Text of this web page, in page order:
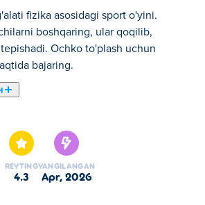
fizika asosidagi sport o'yini.
boshqaring, ular qoqilib,
Ochko to'plash uchun
bajaring.
oldinga va orqaga harakat
va to'pni darvozaga urib yuboring.
sinovdir, chunki siz tartibsizlikni
REYTING
4.3
YANGILANGAN
apr, 2026